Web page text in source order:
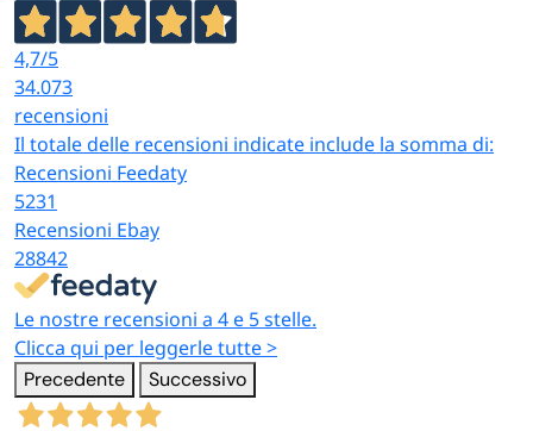
4,7/5
34.073
recensioni
Il totale delle recensioni indicate include la somma di:
Recensioni Feedaty
5231
Recensioni Ebay
28842
Le nostre recensioni a 4 e 5 stelle.
Clicca qui per leggerle tutte >
Precedente Successivo